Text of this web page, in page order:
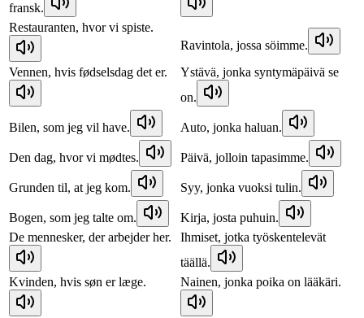
fransk.
Restauranten, hvor vi spiste.
Ravintola, jossa söimme.
Vennen, hvis fødselsdag det er.
Ystävä, jonka syntymäpäivä se
on.
Bilen, som jeg vil have. Auto, jonka haluan.
Den dag, hvor vi mødtes. Päivä, jolloin tapasimme.
Grunden til, at jeg kom. Syy, jonka vuoksi tulin.
Bogen, som jeg talte om.
Kirja, josta puhuin.
De mennesker, der arbejder her.
Ihmiset, jotka työskentelevät
täällä.
Kvinden, hvis søn er læge.
Nainen, jonka poika on lääkäri.